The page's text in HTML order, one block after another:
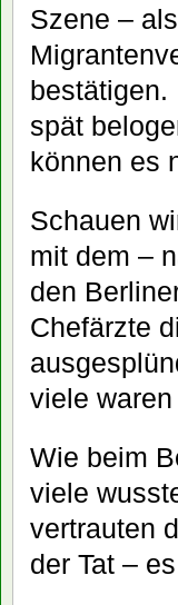
Szene –
bestätigen.
spät
können es
Schauen
mit dem –
den
Chefärzte
viele
Wie beim
viele
vertrauten
der Tat –